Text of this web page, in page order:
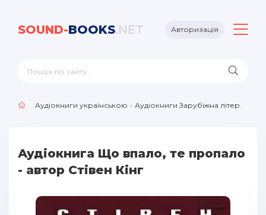
SOUND-BOOKS.NET Авторизація
Аудіокниги українською » Аудіокниги Зарубіжна література
Аудіокнига Що впало, те пропало
- автор Стівен Кінг